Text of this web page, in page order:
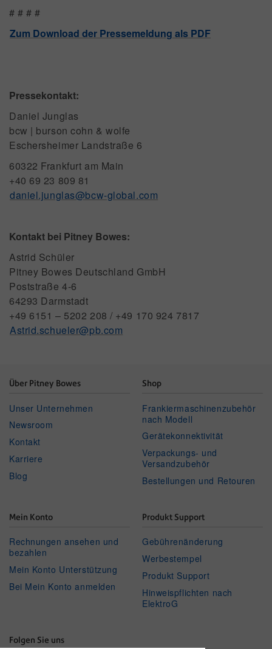
# # # #
Zum Download der Pressemeldung als PDF
Pressekontakt:
Daniel Junglas
bcw | burson cohn & wolfe
Eschersheimer Landstraße 6
60322 Frankfurt am Main
+40 69 23 809 81
daniel.junglas@bcw-global.com
Kontakt bei Pitney Bowes:
Astrid Schüler
Pitney Bowes Deutschland GmbH
Poststraße 4-6
64293 Darmstadt
+49 6151 – 5202 208 / +49 170 924 7817
Astrid.schueler@pb.com
Über Pitney Bowes
Unser Unternehmen
Newsroom
Kontakt
Karriere
Blog
Shop
Frankiermaschinenzubehör
nach Modell
Gerätekonnektivität
Verpackungs- und
Versandzubehör
Bestellungen und Retouren
Mein Konto
Rechnungen ansehen und
bezahlen
Mein Konto Unterstützung
Bei Mein Konto anmelden
Produkt Support
Gebührenänderung
Werbestempel
Produkt Support
Hinweispflichten nach
ElektroG
Folgen Sie uns